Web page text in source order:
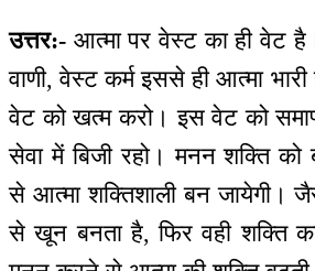
उत्तर:- आत्मा पर वेस्ट का ही वेट
वाणी, वेस्ट कर्म इससे ही आत्मा
वेट को खत्म करो। इस वेट को
सेवा में बिजी रहो। मनन शक्ति
से आत्मा शक्तिशाली बन जायेगी।
से खून बनता है, फिर वही शक्ति